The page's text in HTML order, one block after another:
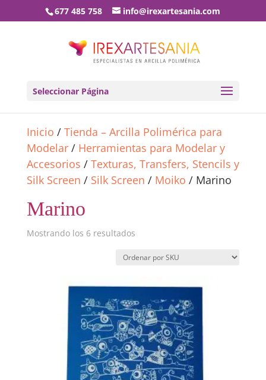
677 485 758 info@irexartesania.com
Seleccionar Página
Inicio / Tienda – Arcilla Polimérica para
Modelar/ Herramientas para Modelar y
Accesorios / Texturas, Transfers, Stencils y
Silk Screen / Silk Screen / Moiko / Marino
Marino
Mostrando los 6 resultados